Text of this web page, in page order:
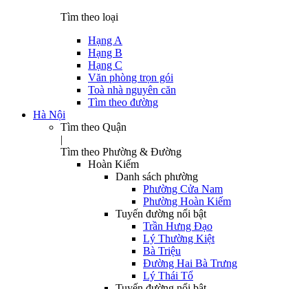
Tìm theo loại
Hạng A
Hạng B
Hạng C
Văn phòng trọn gói
Toà nhà nguyên căn
Tìm theo đường
Hà Nội
Tìm theo Quận
|
Tìm theo Phường & Đường
Hoàn Kiếm
Danh sách phường
Phường Cửa Nam
Phường Hoàn Kiếm
Tuyến đường nổi bật
Trần Hưng Đạo
Lý Thường Kiệt
Bà Triệu
Đường Hai Bà Trưng
Lý Thái Tổ